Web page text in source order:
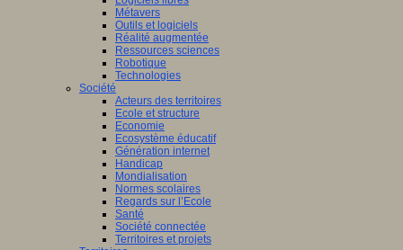
Métavers
Outils et logiciels
Réalité augmentée
Ressources sciences
Robotique
Technologies
Société
Acteurs des territoires
Ecole et structure
Economie
Ecosystème éducatif
Génération internet
Handicap
Mondialisation
Normes scolaires
Regards sur l’Ecole
Santé
Société connectée
Territoires et projets